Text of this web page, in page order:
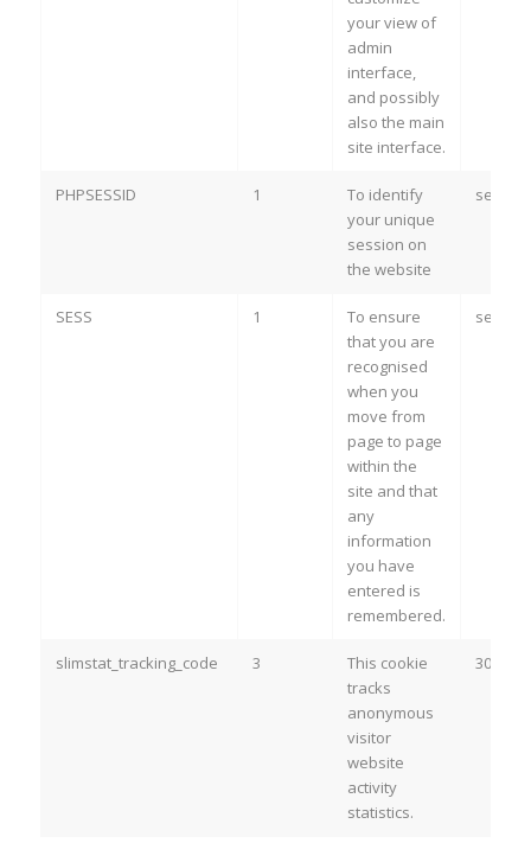
your view of
admin
interface,
and possibly
also the main
site interface.
PHPSESSID 1
To identify
your unique
session on
the website
session
SESS 1
To ensure
that you are
recognised
when you
move from
page to page
within the
site and that
any
information
you have
entered is
remembered.
session
slimstat_tracking_code 3
This cookie
tracks
anonymous
visitor
website
activity
statistics.
30 mins